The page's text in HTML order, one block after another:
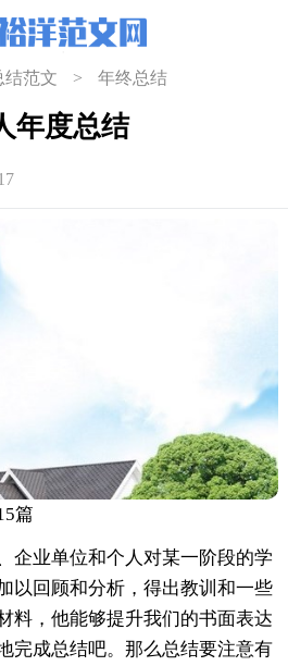
结范文 > 年终总结
年度总结
篇
企业单位和个人对某一阶段的学
以回顾和分析，得出教训和一些
料，他能够提升我们的书面表达
完成总结吧。那么总结要注意有